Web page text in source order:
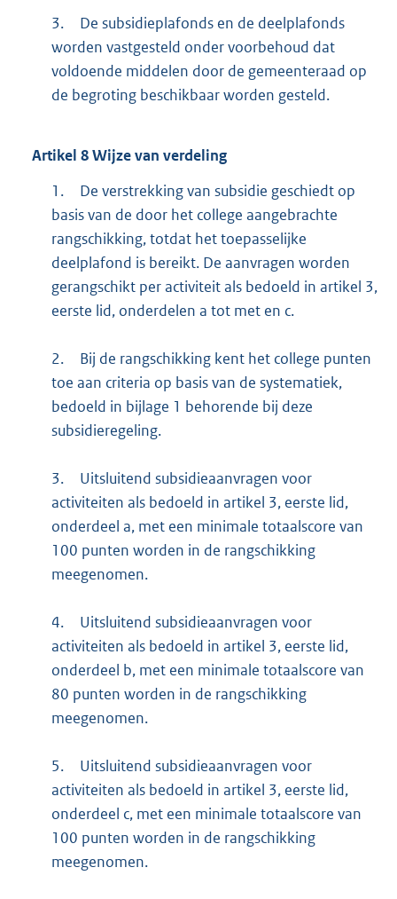
3.
De subsidieplafonds en de deelplafonds
worden vastgesteld onder voorbehoud dat
voldoende middelen door de gemeenteraad op
de begroting beschikbaar worden gesteld.
Artikel 8Wijze van verdeling
1.
De verstrekking van subsidie geschiedt op
basis van de door het college aangebrachte
rangschikking, totdat het toepasselijke
deelplafond is bereikt. De aanvragen worden
gerangschikt per activiteit als bedoeld in artikel 3,
eerste lid, onderdelen a tot met en c.
2.
Bij de rangschikking kent het college punten
toe aan criteria op basis van de systematiek,
bedoeld in bijlage 1 behorende bij deze
subsidieregeling.
3.
Uitsluitend subsidieaanvragen voor
activiteiten als bedoeld in artikel 3, eerste lid,
onderdeel a, met een minimale totaalscore van
100 punten worden in de rangschikking
meegenomen.
4.
Uitsluitend subsidieaanvragen voor
activiteiten als bedoeld in artikel 3, eerste lid,
onderdeel b, met een minimale totaalscore van
80 punten worden in de rangschikking
meegenomen.
5.
Uitsluitend subsidieaanvragen voor
activiteiten als bedoeld in artikel 3, eerste lid,
onderdeel c, met een minimale totaalscore van
100 punten worden in de rangschikking
meegenomen.